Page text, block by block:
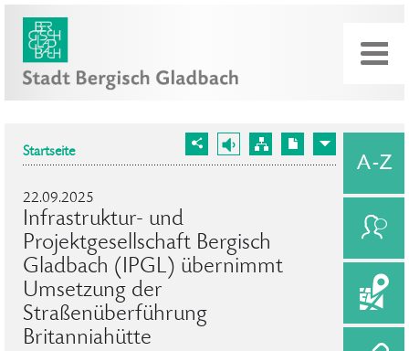
Startseite
22.09.2025
Infrastruktur- und
Projektgesellschaft Bergisch
Gladbach (IPGL) übernimmt
Umsetzung der
Straßenüberführung
Britanniahütte